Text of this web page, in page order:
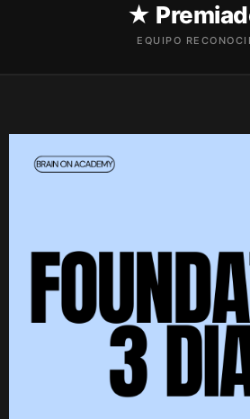
★
EQUIPO